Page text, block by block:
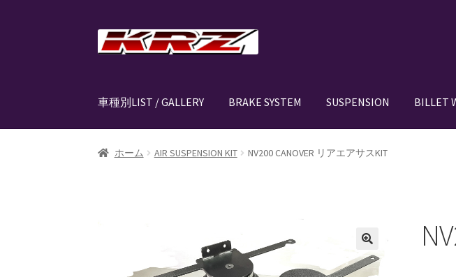
ナ
ビ
シ
へ
コ
ン
ツ
キ
車種別LIST / GALLERY BRAKE SYSTEM SUSPENSION BILLET
ホーム AIR SUSPENSION KITAIR SUSPENSION SETUP GALLERY
CANOVER PROMATIC “MADE IN JAPAN”
CLASSIC FORGED one-off billet wheel for LOWROD COIL-OVER STRUT
ホーム AIR SUSPENSION KIT NV200 CANOVER リアエアサスKIT